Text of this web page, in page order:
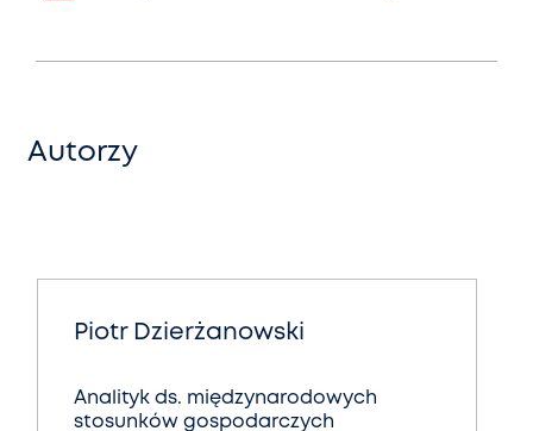
Autorzy
Piotr Dzierżanowski
Analityk ds. międzynarodowych
stosunków gospodarczych